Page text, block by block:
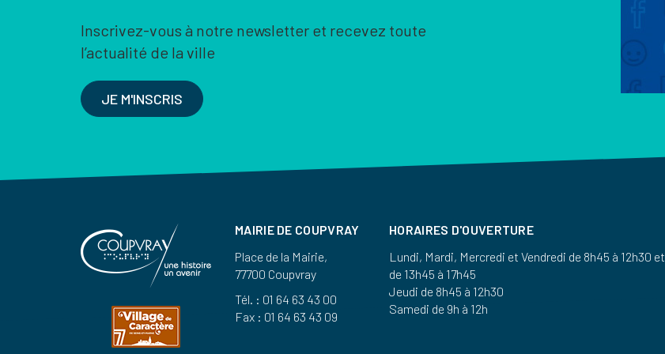
Inscrivez-vous à notre newsletter et recevez toute
l’actualité de la ville
JE M'INSCRIS
MAIRIE DE COUPVRAY
Place de la Mairie,
77700 Coupvray
Tél. : 01 64 63 43 00
Fax : 01 64 63 43 09
HORAIRES D'OUVERTURE
Lundi, Mardi, Mercredi et Vendredi de 8h45 à 12h30 et
de 13h45 à 17h45
Jeudi de 8h45 à 12h30
Samedi de 9h à 12h